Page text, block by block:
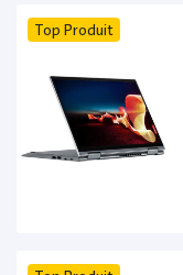
Top Produit